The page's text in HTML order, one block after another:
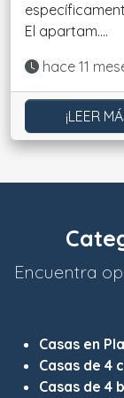
El apartam....
Actualizado:
hace 11
¡LEER
Encuentra
Casas en
Casas de 4
Casas de 4